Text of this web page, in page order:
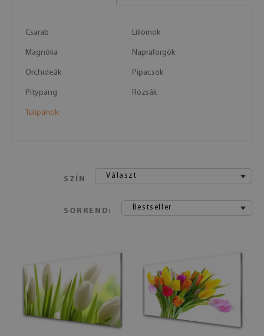
Csarab Liliomok
Magnólia Napraforgók
Orchideák Pipacsok
Pitypang Rózsák
Tulipánok
SZÍN Választ
SORREND: Bestseller